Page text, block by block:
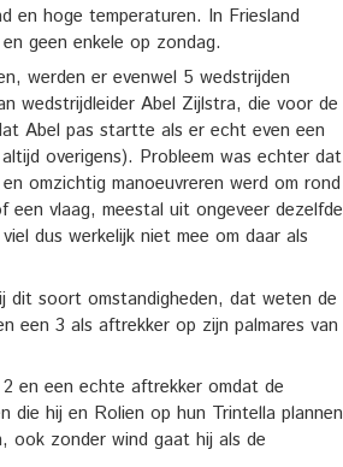
en hoge temperaturen. In Friesland
geen enkele op zondag.
werden er evenwel 5 wedstrijden
wedstrijdleider Abel Zijlstra, die voor de
Abel pas startte als er echt even een
overigens). Probleem was echter dat
omzichtig manoeuvreren werd om rond
vlaag, meestal uit ongeveer dezelfde
dus werkelijk niet mee om daar als
soort omstandigheden, dat weten de
een 3 als aftrekker op zijn palmares van
en een echte aftrekker omdat de
die hij en Rolien op hun Trintella plannen
ook zonder wind gaat hij als de